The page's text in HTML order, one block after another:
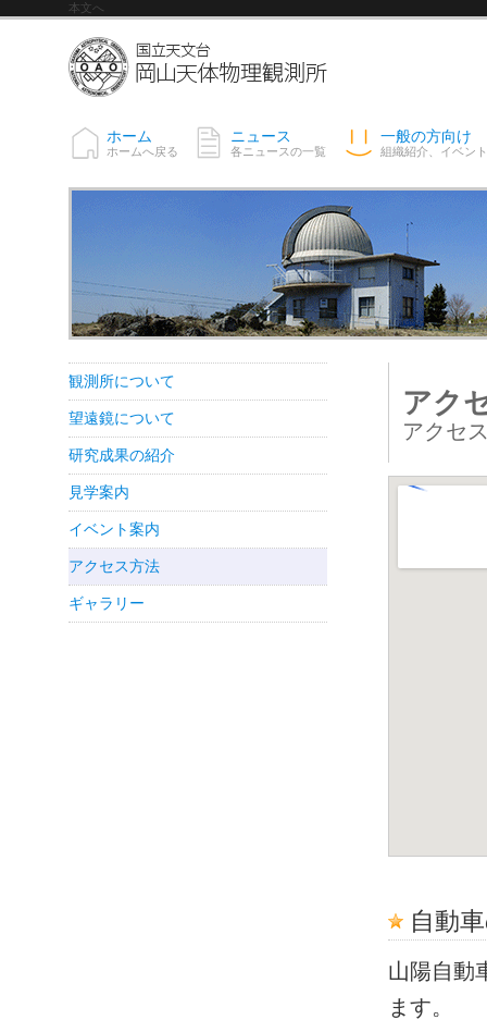
本文へ
ホーム
ホームへ戻る
ニュース
各ニュースの一覧
一般の方向け
組織紹介、イベン
アク
アクセ
自動
山陽自動
ます。
観測所について
望遠鏡について
研究成果の紹介
見学案内
イベント案内
アクセス方法
ギャラリー